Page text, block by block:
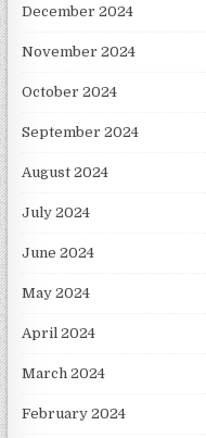
December 2024
November 2024
October 2024
September 2024
August 2024
July 2024
June 2024
May 2024
April 2024
March 2024
February 2024